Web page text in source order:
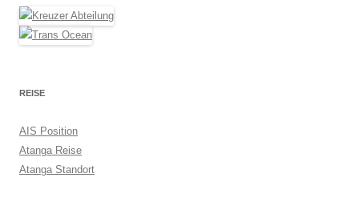
REISE
AIS Position
Atanga Reise
Atanga Standort